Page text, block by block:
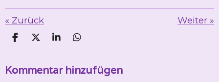
« Zurück Weiter »
T
l
T
l
T
l
T
l
Kommentar hinzufügen